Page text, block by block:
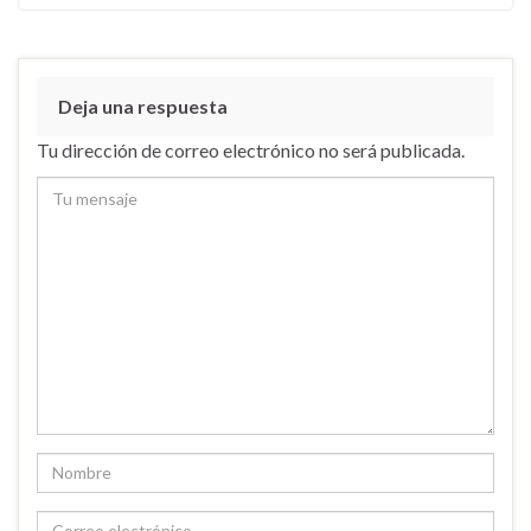
Deja una respuesta
Tu dirección de correo electrónico no será publicada.